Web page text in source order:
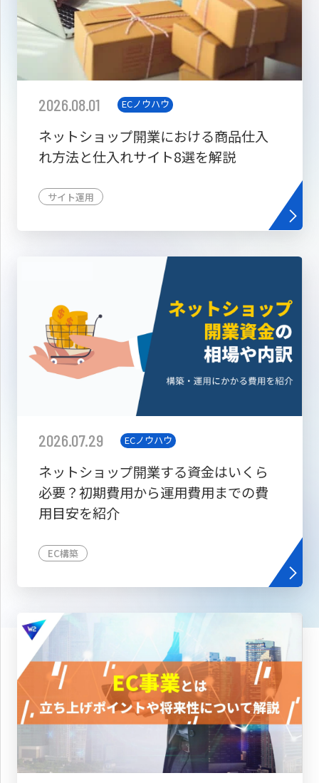
2026.08.01 ECノウハウ
ネットショップ開業における商品仕入
れ方法と仕入れサイト8選を解説
サイト運用
2026.07.29 ECノウハウ
ネットショップ開業する資金はいくら
必要？初期費用から運用費用までの費
用目安を紹介
EC構築